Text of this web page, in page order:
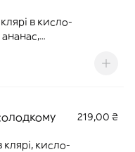
в кисло-
ананас,
219,00 ₴
кисло-